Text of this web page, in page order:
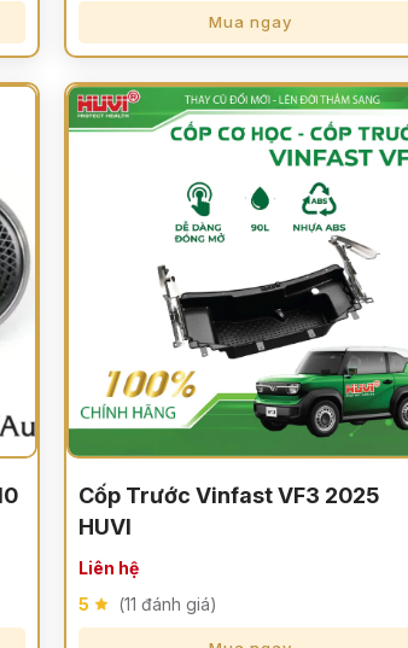
Mua ngay
Cốp Trước Vinfast VF3 2025
HUVI
Liên hệ
5
(11 đánh giá)